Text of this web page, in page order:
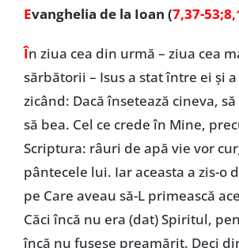
Evanghelia de la Ioan (7,37-
În ziua cea din urmă – ziua cea
sărbătorii – Isus a stat între ei și
zicând: Dacă însetează cineva,
să bea. Cel ce crede în Mine,
Scriptura: râuri de apă vie vor
pântecele lui. Iar aceasta a zis-o
pe Care aveau să-L primească
Căci încă nu era (dat) Spiritul,
încă nu fusese preamărit. Deci